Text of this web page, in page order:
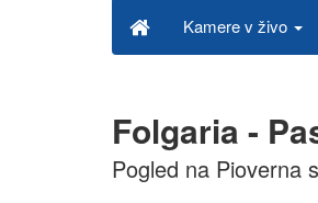
Kamere v živo
Folgaria -
Pogled na Pioverna